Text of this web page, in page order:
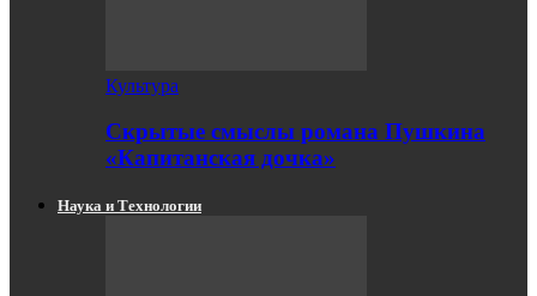
Культура
Скрытые смыслы романа Пушкина
«Капитанская дочка»
Наука и Технологии